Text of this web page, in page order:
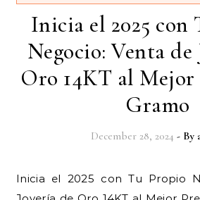
Inicia el 2025 con
Negocio: Venta de
Oro 14KT al
Gramo
December 28, 2024 - By
Inicia el 2025 con Tu Propio Negocio: Venta de